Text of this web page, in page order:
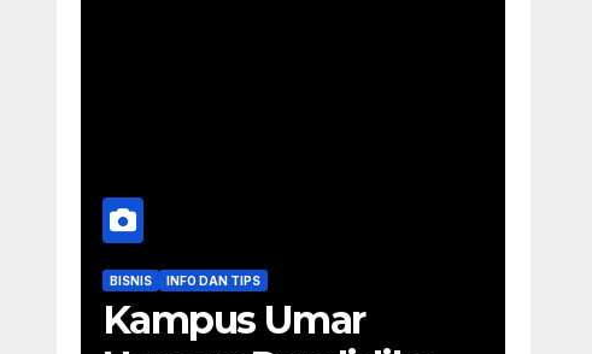
BISNIS INFO DAN TIPS
Kampus Umar